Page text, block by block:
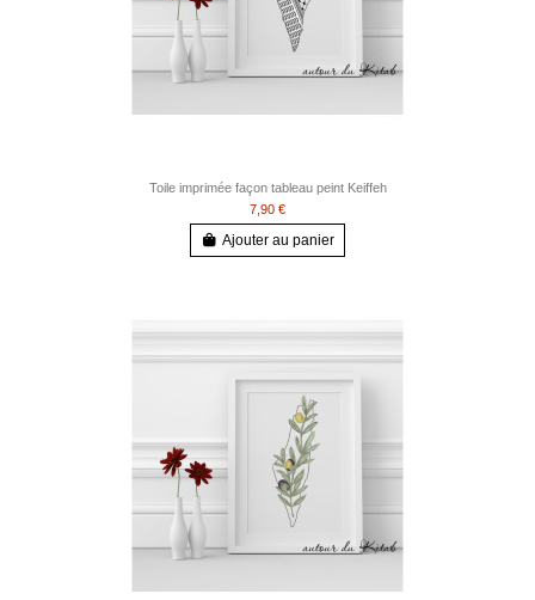
Toile imprimée façon tableau peint Keiffeh
7,90 €
Ajouter au panier